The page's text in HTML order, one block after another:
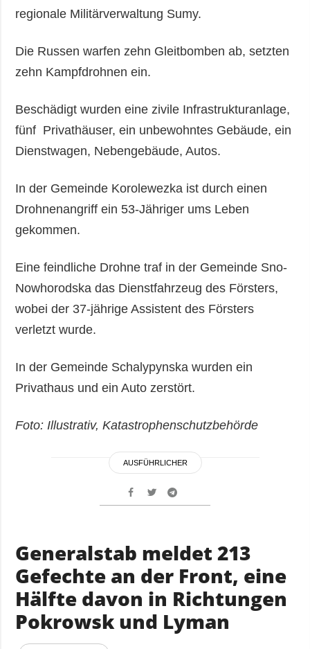
regionale Militärverwaltung Sumy.
Die Russen warfen zehn Gleitbomben ab, setzten
zehn Kampfdrohnen ein.
Beschädigt wurden eine zivile Infrastrukturanlage,
fünf Privathäuser, ein unbewohntes Gebäude, ein
Dienstwagen, Nebengebäude, Autos.
In der Gemeinde Korolewezka ist durch einen
Drohnenangriff ein 53-Jähriger ums Leben
gekommen.
Eine feindliche Drohne traf in der Gemeinde Sno-
Nowhorodska das Dienstfahrzeug des Försters,
wobei der 37-jährige Assistent des Försters
verletzt wurde.
In der Gemeinde Schalypynska wurden ein
Privathaus und ein Auto zerstört.
Foto: Illustrativ, Katastrophenschutzbehörde
AUSFÜHRLICHER
Generalstab meldet 213
Gefechte an der Front, eine
Hälfte davon in Richtungen
Pokrowsk und Lyman